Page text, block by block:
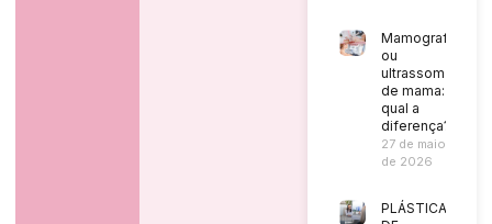
Mamografia
ou
ultrassom
de mama:
qual a
diferença?
27 de maio
de 2026
PLÁSTICA